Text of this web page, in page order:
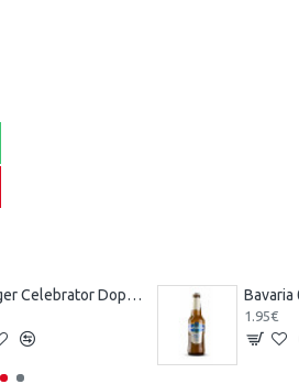
Ayinger Celebrator Doppelbock - Cerveza Alemana Doppelbock Tostada 33 cl.
1.95€